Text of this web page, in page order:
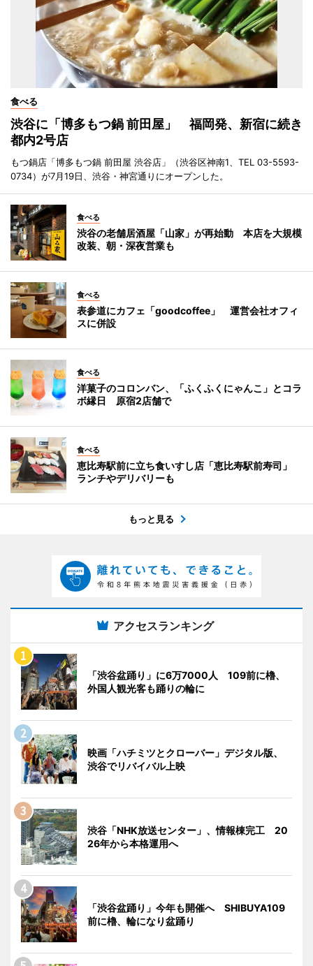
食べる
渋谷に「博多もつ鍋 前田屋」 福岡発、新宿に続き
都内2号店
もつ鍋店「博多もつ鍋 前田屋 渋谷店」（渋谷区神南1、TEL 03-5593-
0734）が7月19日、渋谷・神宮通りにオープンした。
食べる
渋谷の老舗居酒屋「山家」が再始動 本店を大規模
改装、朝・深夜営業も
食べる
表参道にカフェ「goodcoffee」 運営会社オフィ
スに併設
食べる
洋菓子のコロンバン、「ふくふくにゃんこ」とコラ
ボ縁日 原宿2店舗で
食べる
恵比寿駅前に立ち食いすし店「恵比寿駅前寿司」
ランチやデリバリーも
もっと見る
アクセスランキング
「渋谷盆踊り」に6万7000人 109前に櫓、
外国人観光客も踊りの輪に
映画「ハチミツとクローバー」デジタル版、
渋谷でリバイバル上映
渋谷「NHK放送センター」、情報棟完工 20
26年から本格運用へ
「渋谷盆踊り」今年も開催へ SHIBUYA109
前に櫓、輪になり盆踊り